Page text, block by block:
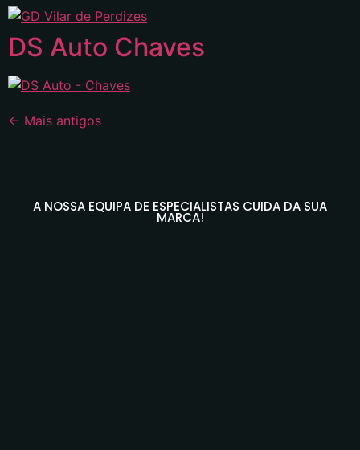
DS Auto Chaves
← Mais antigos
A NOSSA EQUIPA DE ESPECIALISTAS CUIDA DA SUA
MARCA!